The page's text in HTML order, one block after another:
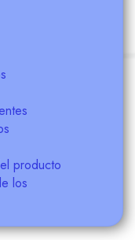
producto
los